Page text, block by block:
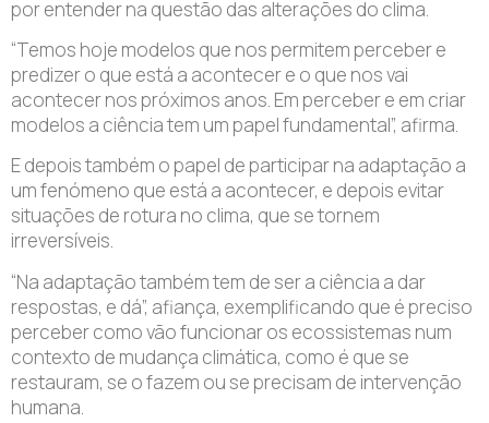
por entender na questão das alterações do clima.
“Temos hoje modelos que nos permitem perceber e
predizer o que está a acontecer e o que nos vai
acontecer nos próximos anos. Em perceber e em criar
modelos a ciência tem um papel fundamental”, afirma.
E depois também o papel de participar na adaptação a
um fenómeno que está a acontecer, e depois evitar
situações de rotura no clima, que se tornem
irreversíveis.
“Na adaptação também tem de ser a ciência a dar
respostas, e dá”, afiança, exemplificando que é preciso
perceber como vão funcionar os ecossistemas num
contexto de mudança climática, como é que se
restauram, se o fazem ou se precisam de intervenção
humana.